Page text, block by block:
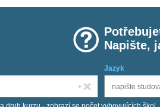
Napište,
Jazyk